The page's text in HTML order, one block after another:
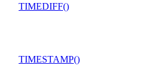
TIMEDIFF()
TIMESTAMP()